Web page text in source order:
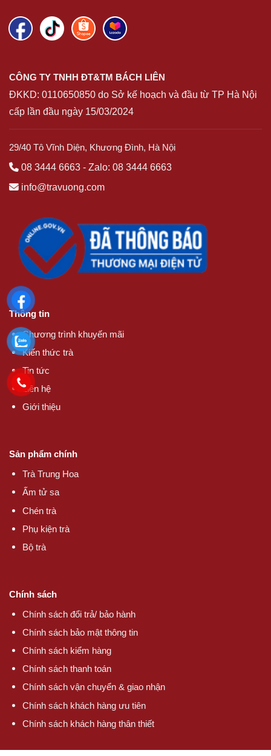
CÔNG TY TNHH ĐT&TM BÁCH LIÊN
ĐKKD: 0110650850 do Sở kế hoạch và đầu từ TP Hà Nội
cấp lần đầu ngày 15/03/2024
29/40 Tô Vĩnh Diện, Khương Đình, Hà Nội
08 3444 6663 - Zalo: 08 3444 6663
info@travuong.com
Thông tin
Chương trình khuyến mãi
Kiến thức trà
Tin tức
Liên hệ
Giới thiệu
Sản phẩm chính
Trà Trung Hoa
Ấm tử sa
Chén trà
Phụ kiện trà
Bộ trà
Chính sách
Chính sách đổi trả/ bảo hành
Chính sách bảo mật thông tin
Chính sách kiểm hàng
Chính sách thanh toán
Chính sách vận chuyển & giao nhận
Chính sách khách hàng ưu tiên
Chính sách khách hàng thân thiết